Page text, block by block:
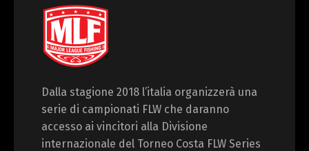
Dalla stagione 2018 l’italia organizzerà una
serie di campionati FLW che daranno
accesso ai vincitori alla Divisione
internazionale del Torneo Costa FLW Series